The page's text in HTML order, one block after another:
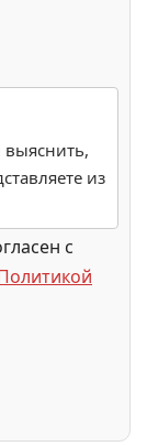
выяснить,
из
с